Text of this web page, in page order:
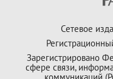
Сетевое
Зарегистрировано
сфере связи,